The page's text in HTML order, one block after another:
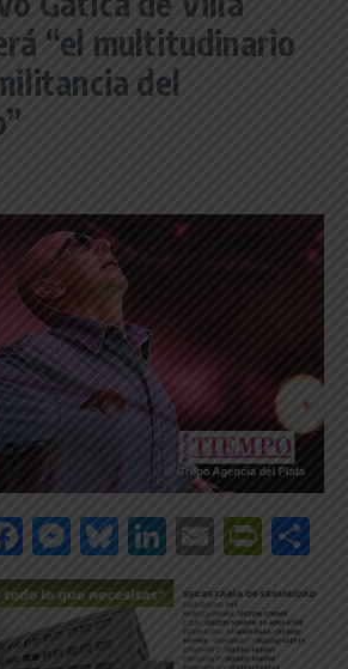
“el multitudinario
del
Facebook
Messenger
Bluesky
LinkedIn
Email